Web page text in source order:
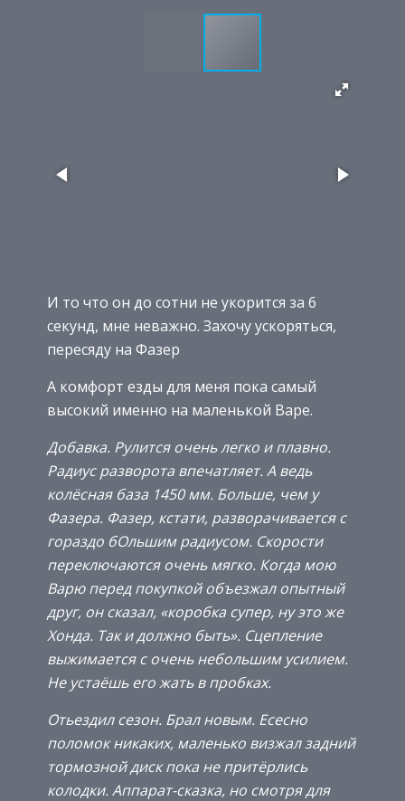
И то что он до сотни не укорится за 6
секунд, мне неважно. Захочу ускоряться,
пересяду на Фазер
А комфорт езды для меня пока самый
высокий именно на маленькой Варе.
Добавка. Рулится очень легко и плавно.
Радиус разворота впечатляет. А ведь
колёсная база 1450 мм. Больше, чем у
Фазера. Фазер, кстати, разворачивается с
гораздо бОльшим радиусом. Скорости
переключаются очень мягко. Когда мою
Варю перед покупкой объезжал опытный
друг, он сказал, «коробка супер, ну это же
Хонда. Так и должно быть». Сцепление
выжимается с очень небольшим усилием.
Не устаёшь его жать в пробках.
Отьездил сезон. Брал новым. Есесно
поломок никаких, маленько визжал задний
тормозной диск пока не притёрлись
колодки. Аппарат-сказка, но смотря для